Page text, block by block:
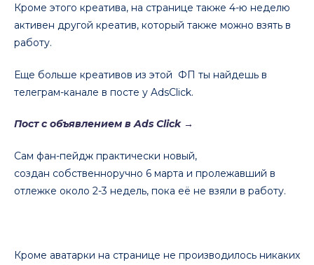
Кроме этого креатива, на странице также 4-ю неделю
активен другой креатив, который также можно взять в
работу.
Еще больше креативов из этой ФП ты найдешь в
телеграм-канале в посте у AdsClick.
Пост с объявлением в Ads Click →
Сам фан-пейдж практически новый,
создан собственноручно 6 марта и пролежавший в
отлежке около 2-3 недель, пока её не взяли в работу.
Кроме аватарки на странице не производилось никаких